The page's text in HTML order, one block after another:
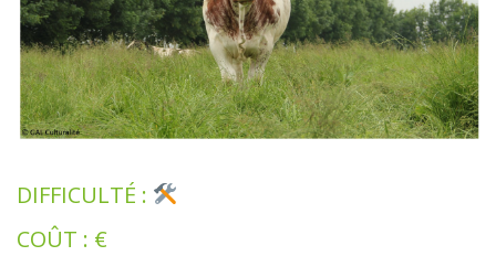
DIFFICULTÉ :
COÛT : €